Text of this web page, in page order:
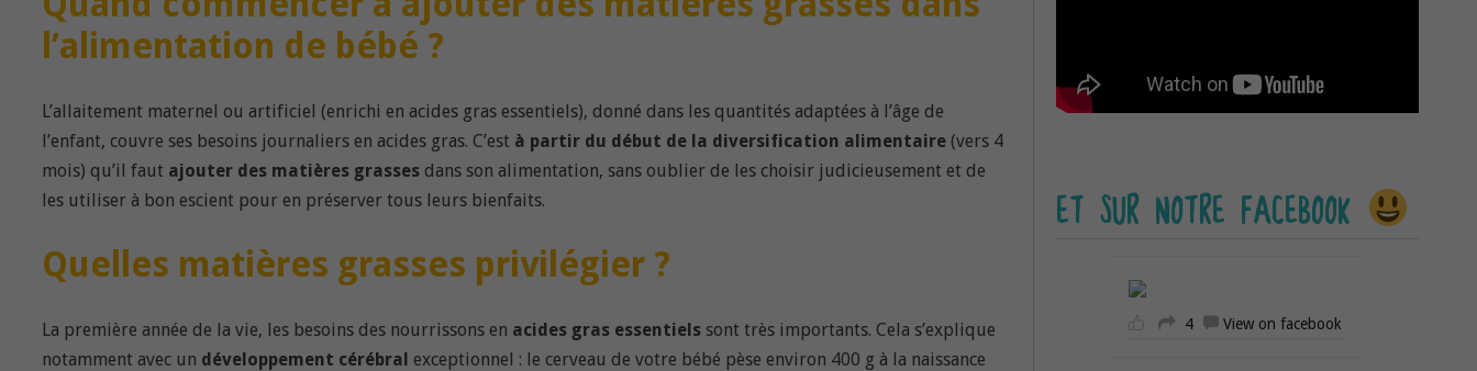
l’alimentation de bébé ?
L’allaitement maternel ou artificiel (enrichi en acides gras essentiels), donné dans les quantités adaptées à l’âge de
l’enfant, couvre ses besoins journaliers en acides gras. C’est à partir du début de la diversification alimentaire(vers 4
mois) qu’il faut ajouter des matières grassesdans son alimentation, sans oublier de les choisir judicieusement et de
les utiliser à bon escient pour en préserver tous leurs bienfaits.
Quelles matières grasses privilégier ?
La première année de la vie, les besoins des nourrissons en acides gras essentielssont très importants. Cela s’explique
notamment avec un développement cérébral exceptionnel : le cerveau de votre bébé pèse environ 400 g à la naissance
ET SUR NOTRE FACEBOOK
4 View on facebook